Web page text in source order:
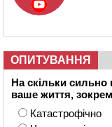
ОПИТУВАННЯ
На скільки
ваше життя,
Катастрофічно